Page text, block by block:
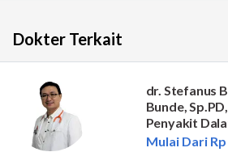
Dokter Terkait